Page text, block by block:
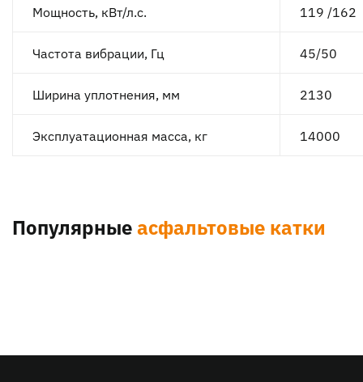
Мощность, кВт/л.с. 119 /162
Частота вибрации, Гц 45/50
Ширина уплотнения, мм 2130
Эксплуатационная масса, кг 14000
Популярныеасфальтовые катки